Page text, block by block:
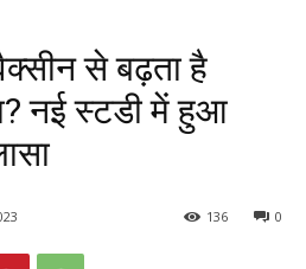
से बढ़ता है
नई स्टडी में हुआ
0
136